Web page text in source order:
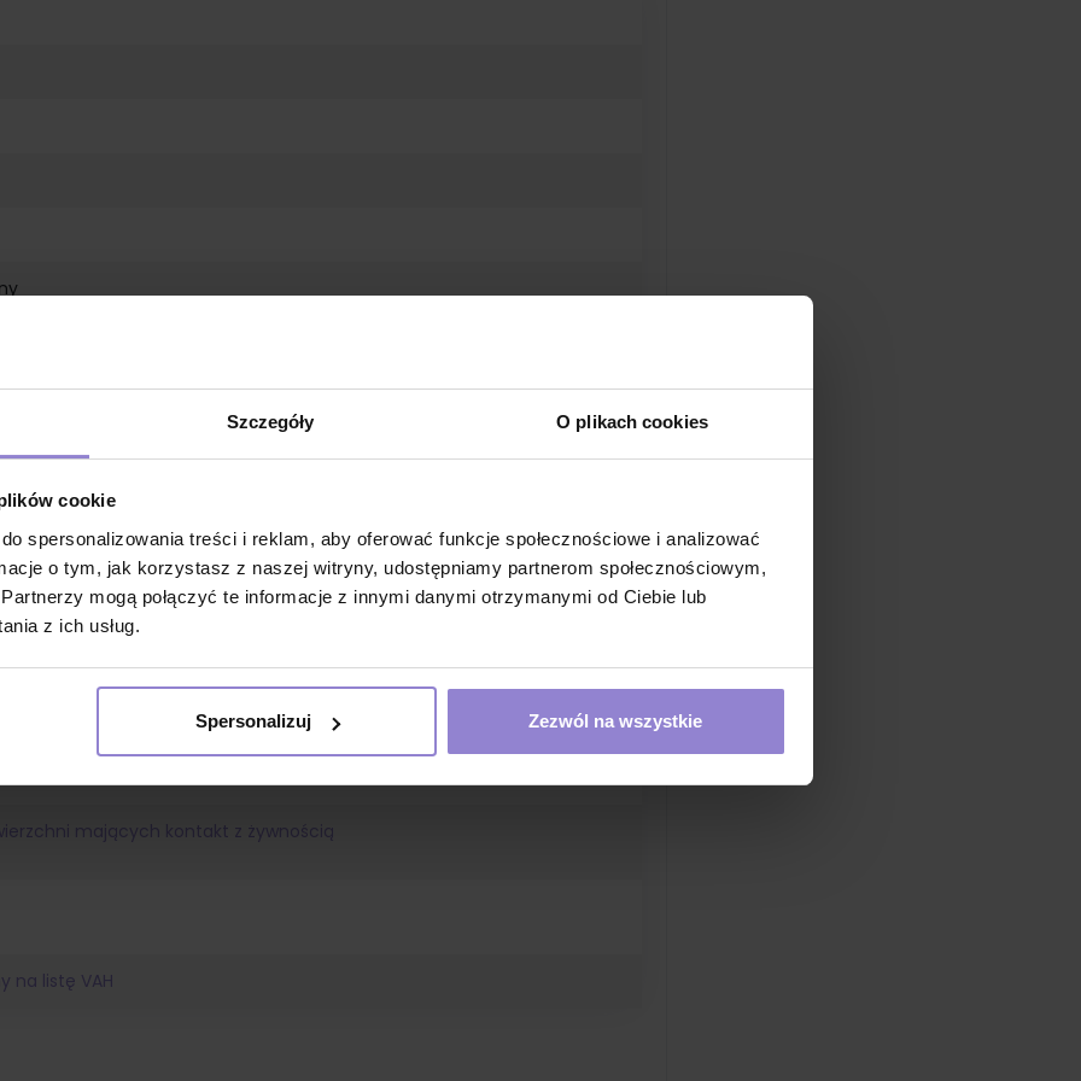
Szczegóły O plikach cookies
cookie
spersonalizowania treści i reklam, aby oferować funkcje społecznościowe i analizować
o tym, jak korzystasz z naszej witryny, udostępniamy partnerom społecznościowym,
mogą połączyć te informacje z innymi danymi otrzymanymi od Ciebie lub
z ich usług.
Spersonalizuj Zezwól na wszystkie
płyn
z EN 13727/EN 14561
z EN 13624/EN 14562
z EN 14563/EN 14384
mających kontakt z żywnością
na listę VAH